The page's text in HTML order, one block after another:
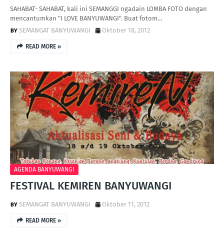
SAHABAT- SAHABAT, kali ini SEMANGGI ngadain LOMBA FOTO dengan
mencantumkan "I LOVE BANYUWANGI". Buat fotom…
SEMANGAT BANYUWANGI
Oktober 18, 2012
READ MORE »
AGENDA BANYUWANGI
FESTIVAL KEMIREN BANYUWANGI
SEMANGAT BANYUWANGI Oktober 11, 2012
READ MORE »